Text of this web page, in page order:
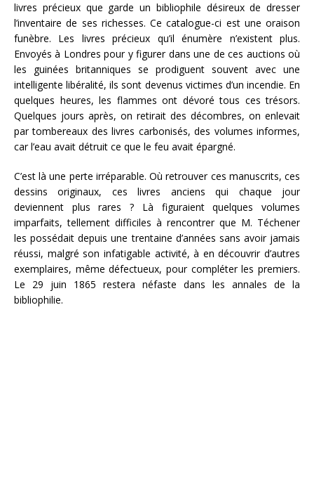
livres précieux que garde un bibliophile désireux de dresser
l’inventaire de ses richesses. Ce catalogue-ci est une oraison
funèbre. Les livres précieux qu’il énumère n’existent plus.
Envoyés à Londres pour y figurer dans une de ces auctions où
les guinées britanniques se prodiguent souvent avec une
intelligente libéralité, ils sont devenus victimes d’un incendie. En
quelques heures, les flammes ont dévoré tous ces trésors.
Quelques jours après, on retirait des décombres, on enlevait
par tombereaux des livres carbonisés, des volumes informes,
car l’eau avait détruit ce que le feu avait épargné.
C’est là une perte irréparable. Où retrouver ces manuscrits, ces
dessins originaux, ces livres anciens qui chaque jour
deviennent plus rares ? Là figuraient quelques volumes
imparfaits, tellement difficiles à rencontrer que M. Téchener
les possédait depuis une trentaine d’années sans avoir jamais
réussi, malgré son infatigable activité, à en découvrir d’autres
exemplaires, même défectueux, pour compléter les premiers.
Le 29 juin 1865 restera néfaste dans les annales de la
bibliophilie.